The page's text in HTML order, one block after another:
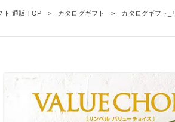
ト 通販 TOP カタログギフト カタログギフト_